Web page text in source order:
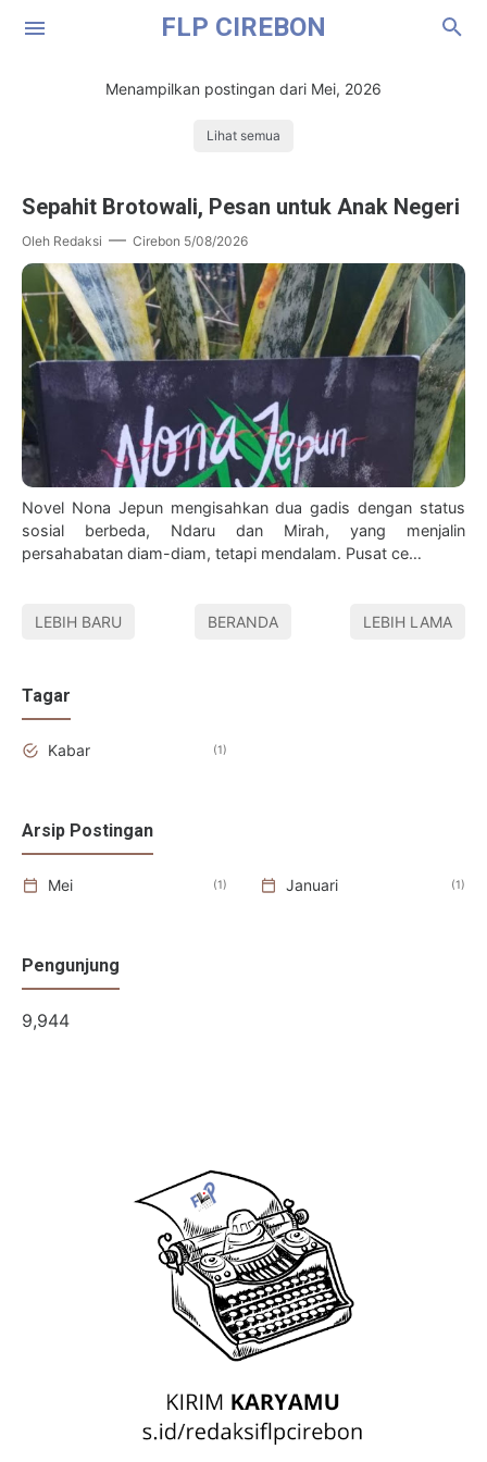
FLP CIREBON
Cerpen
Puisi
Esai
Resensi
Menampilkan postingan dari Mei, 2026
Lihat semua
Sepahit Brotowali, Pesan untuk Anak Negeri
Oleh Redaksi Cirebon 5/08/2026
Novel Nona Jepun mengisahkan dua gadis dengan status
sosial berbeda, Ndaru dan Mirah, yang menjalin
persahabatan diam-diam, tetapi mendalam. Pusat ce…
LEBIH BARU BERANDA LEBIH LAMA
Tagar
Kabar 1
Arsip Postingan
Mei 1 Januari 1
Pengunjung
9,944